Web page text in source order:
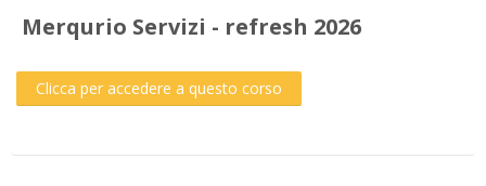
Merqurio Servizi - refresh 2026
Clicca per accedere a questo corso